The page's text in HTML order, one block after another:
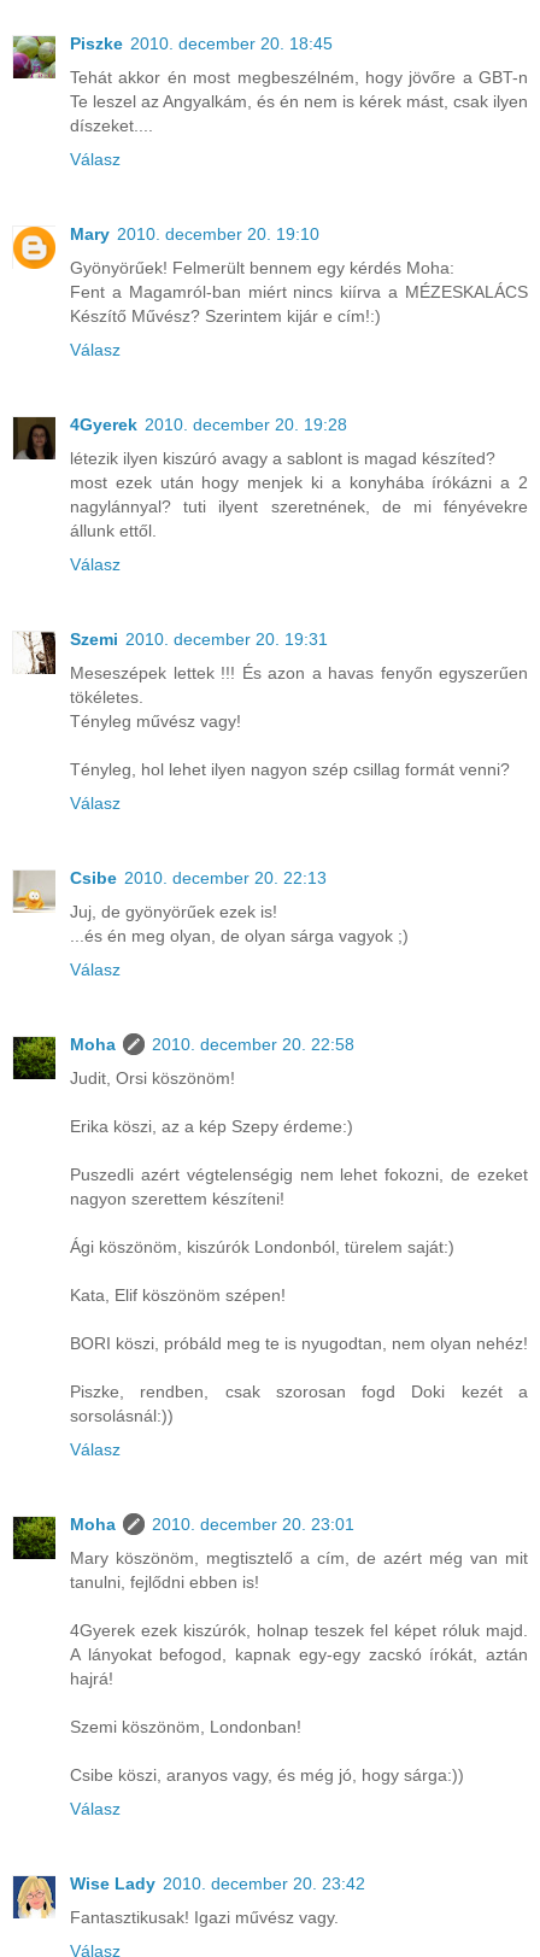
Piszke 2010. december 20. 18:45
Tehát akkor én most megbeszélném, hogy jövőre a GBT-n
Te leszel az Angyalkám, és én nem is kérek mást, csak ilyen
díszeket....
Válasz
Mary 2010. december 20. 19:10
Gyönyörűek! Felmerült bennem egy kérdés Moha:
Fent a Magamról-ban miért nincs kiírva a MÉZESKALÁCS
Készítő Művész? Szerintem kijár e cím!:)
Válasz
4Gyerek 2010. december 20. 19:28
létezik ilyen kiszúró avagy a sablont is magad készíted?
most ezek után hogy menjek ki a konyhába írókázni a 2
nagylánnyal? tuti ilyent szeretnének, de mi fényévekre
állunk ettől.
Válasz
Szemi 2010. december 20. 19:31
Meseszépek lettek !!! És azon a havas fenyőn egyszerűen
tökéletes.
Tényleg művész vagy!
Tényleg, hol lehet ilyen nagyon szép csillag formát venni?
Válasz
Csibe 2010. december 20. 22:13
Juj, de gyönyörűek ezek is!
...és én meg olyan, de olyan sárga vagyok ;)
Válasz
Moha
2010. december 20. 22:58
Judit, Orsi köszönöm!
Erika köszi, az a kép Szepy érdeme:)
Puszedli azért végtelenségig nem lehet fokozni, de ezeket
nagyon szerettem készíteni!
Ági köszönöm, kiszúrók Londonból, türelem saját:)
Kata, Elif köszönöm szépen!
BORI köszi, próbáld meg te is nyugodtan, nem olyan nehéz!
Piszke, rendben, csak szorosan fogd Doki kezét a
sorsolásnál:))
Válasz
Moha
2010. december 20. 23:01
Mary köszönöm, megtisztelő a cím, de azért még van mit
tanulni, fejlődni ebben is!
4Gyerek ezek kiszúrók, holnap teszek fel képet róluk majd.
A lányokat befogod, kapnak egy-egy zacskó írókát, aztán
hajrá!
Szemi köszönöm, Londonban!
Csibe köszi, aranyos vagy, és még jó, hogy sárga:))
Válasz
Wise Lady 2010. december 20. 23:42
Fantasztikusak! Igazi művész vagy.
Válasz